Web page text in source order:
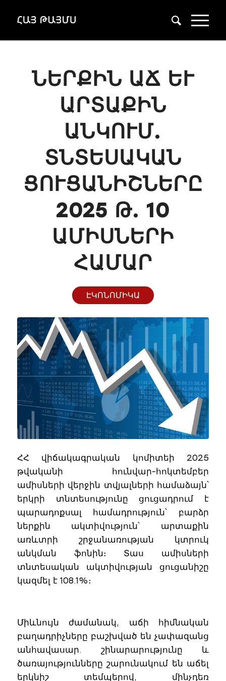
ՆԵՐՔԻՆ ԱՃ ԵՒ Ա
ՐՏԱՔԻՆ Ա
ՆԿՈՒՄ. Տ
ՆՏԵՍԱԿԱՆ Ց
ՈՒՑԱՆԻՇՆԵՐԸ 2
025 Թ. 10 Ա
ՄԻՍՆԵՐԻ Հ
ԱՄԱՐ
ԷԿՈՆՈՄԻԿԱ
ՀՀ վիճակագրական կոմիտեի 2025
թվականի հունվար-հոկտեմբեր
ամիսների վերջին տվյալների համաձայն՝
երկրի տնտեսությունը ցուցադրում է
պարադոքսալ համադրություն՝ բարձր
ներքին ակտիվություն՝ արտաքին
առևտրի շրջանառության կտրուկ
անկման ֆոնին։ Տաս ամիսների
տնտեսական ակտիվության ցուցանիշը
կազմել է 108.1%։
Միևնույն ժամանակ, աճի հիմնական
բաղադրիչները բաշխված են չափազանց
անհավասար. շինարարությունը և
ծառայությունները շարունակում են աճել
երկնիշ տեմպերով, մինչդեռ